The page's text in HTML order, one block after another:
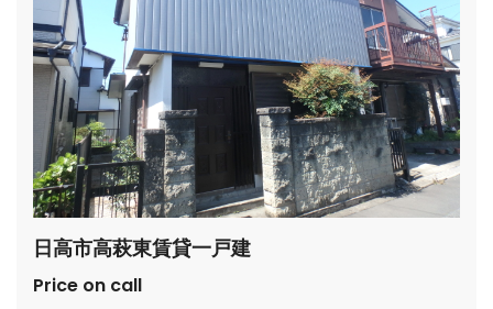
日高市高萩東賃貸一戸建
Price on call
manager/wp-
top-